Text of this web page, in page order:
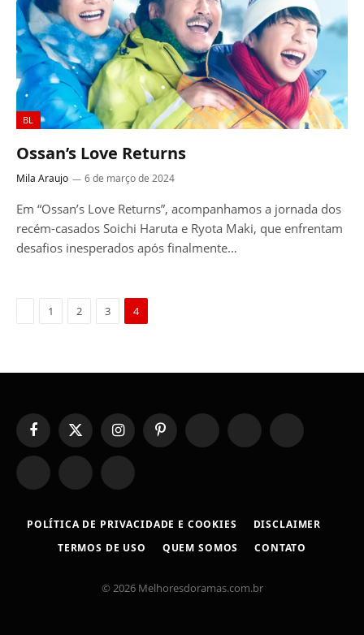
BL
Ossan’s Love Returns
Mila Araujo 6 de março de 2024
Em “Ossan’s Love Returns”, acompanhamos a jornada dos
recém-casados Soichi Haruta e Ryota Maki, que enfrentam
desafios inesperados após finalmente…
Previous
1 2 3 4
FacebookX
(Twitter)
InstagramPinterest YouTube Tumblr WhatsApp
TikTok Telegram Threads
POLÍTICA DE PRIVACIDADE E COOKIES
DISCLAIMER
TERMOS DE USO
QUEM SOMOS CONTATO
© 2026 Melhoresdoramas.com.br